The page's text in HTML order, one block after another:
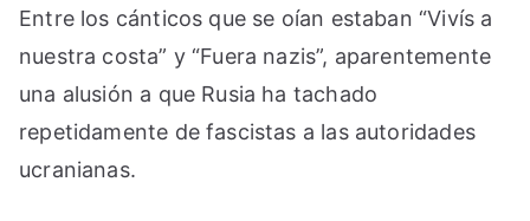
Entre los cánticos que se oían estaban “Vivís a
nuestra costa” y “Fuera nazis”, aparentemente
una alusión a que Rusia ha tachado
repetidamente de fascistas a las autoridades
ucranianas.